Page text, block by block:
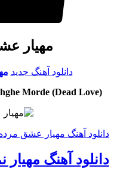
مهیار
دانلود آهنگ جدید
Morde (Dead Love)
دانلود آهنگ مهیار عشق
دانلود آهنگ